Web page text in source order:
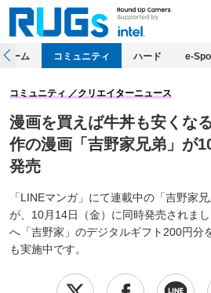
ホーム コミュニティ ハード e-
漫画を買えば牛丼も安くな
作の漫画「吉野家兄弟」が
発売
「LINEマンガ」にて連載中の「吉野家
が、10月14日（金）に同時発売されま
へ「吉野家」のデジタルギフト200円分
も実施中です。
コミュニティ クリエイターニュース